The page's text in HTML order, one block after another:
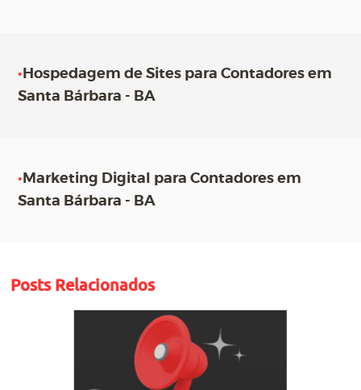
• Hospedagem de Sites para Contadores em
Santa Bárbara - BA
• Marketing Digital para Contadores em
Santa Bárbara - BA
Posts Relacionados